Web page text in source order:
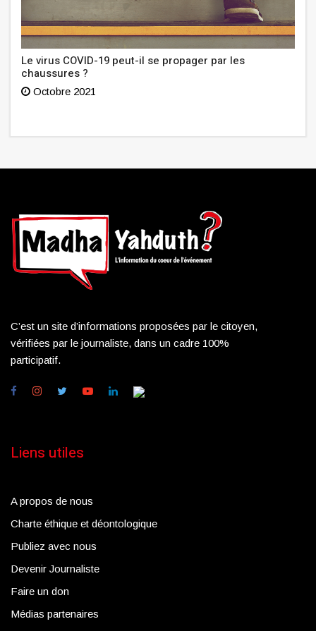
Le virus COVID-19 peut-il se propager par les
chaussures ?
Octobre 2021
C’est un site d’informations proposées par le citoyen,
vérifiées par le journaliste, dans un cadre 100%
participatif.
Liens utiles
A propos de nous
Charte éthique et déontologique
Publiez avec nous
Devenir Journaliste
Faire un don
Médias partenaires